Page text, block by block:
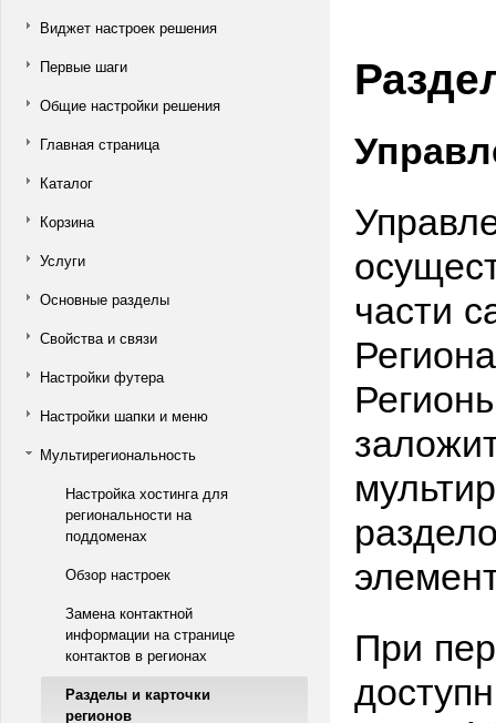
Виджет настроек решения
Первые шаги
Общие настройки решения
Главная страница
Каталог
Корзина
Услуги
Основные разделы
Свойства и связи
Настройки футера
Настройки шапки и меню
Мультирегиональность
Настройка хостинга для
региональности на
поддоменах
Обзор настроек
Замена контактной
информации на странице
контактов в регионах
Разделы и карточки
регионов
части
При